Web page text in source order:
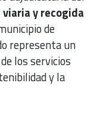
y recogida
de
representa un
los servicios
y la